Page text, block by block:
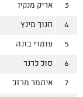
3 אריק מנקין
4 חנוך מינץ
5 עומרי בונה
6 סול לרנר
7 איתמר מרזל